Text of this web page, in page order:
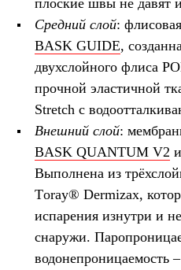
Средний слой:
BASK GUIDE,
двухслойного флиса
прочной эластичной
Stretch с
Внешний слой:
BASK QUANTUM V2
Выполнена из
Toray® Dermizax,
испарения изнутри и
снаружи.
водонепроницаемость